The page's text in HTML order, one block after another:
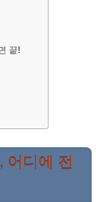
끝!
어디에 전